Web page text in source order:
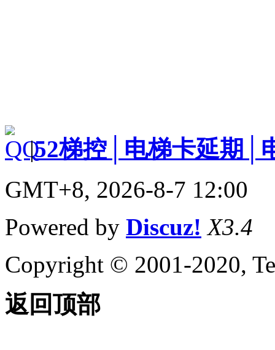
|52梯控│电梯卡延期│
GMT+8, 2026-8-7 12:00
Powered by Discuz! X3.4
Copyright © 2001-2020,
返回顶部